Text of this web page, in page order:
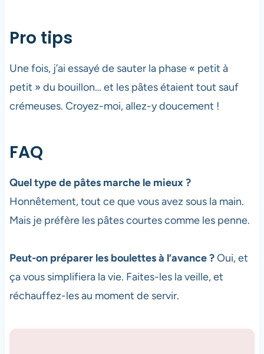
Pro tips
Une fois, j’ai essayé de sauter la phase « petit à
petit » du bouillon… et les pâtes étaient tout sauf
crémeuses. Croyez-moi, allez-y doucement !
FAQ
Quel type de pâtes marche le mieux ?
Honnêtement, tout ce que vous avez sous la main.
Mais je préfère les pâtes courtes comme les penne.
Peut-on préparer les boulettes à l’avance ?Oui, et
ça vous simplifiera la vie. Faites-les la veille, et
réchauffez-les au moment de servir.